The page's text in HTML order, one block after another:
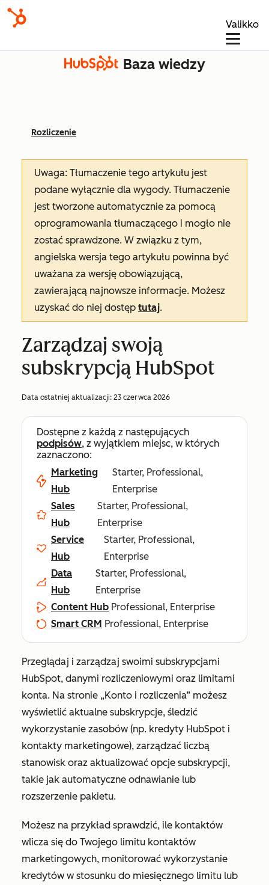
Valikko
Baza wiedzy
Rozliczenie
Uwaga: Tłumaczenie tego artykułu jest
podane wyłącznie dla wygody. Tłumaczenie
jest tworzone automatycznie za pomocą
oprogramowania tłumaczącego i mogło nie
zostać sprawdzone. W związku z tym,
angielska wersja tego artykułu powinna być
uważana za wersję obowiązującą,
zawierającą najnowsze informacje. Możesz
uzyskać do niej dostęp tutaj.
Zarządzaj swoją
subskrypcją HubSpot
Data ostatniej aktualizacji: 23 czerwca 2026
Dostępne z każdą z następujących
podpisów, z wyjątkiem miejsc, w których
zaznaczono:
Marketing
Hub
Starter, Professional,
Enterprise
Sales
Hub
Starter, Professional,
Enterprise
Service
Hub
Starter, Professional,
Enterprise
Data
Hub
Starter, Professional,
Enterprise
Content Hub Professional, Enterprise
Smart CRM Professional, Enterprise
Przeglądaj i zarządzaj swoimi subskrypcjami
HubSpot, danymi rozliczeniowymi oraz limitami
konta. Na stronie „Konto i rozliczenia” możesz
wyświetlić aktualne subskrypcje, śledzić
wykorzystanie zasobów (np. kredyty HubSpot i
kontakty marketingowe), zarządzać liczbą
stanowisk oraz aktualizować opcje subskrypcji,
takie jak automatyczne odnawianie lub
rozszerzenie pakietu.
Możesz na przykład sprawdzić, ile kontaktów
wlicza się do Twojego limitu kontaktów
marketingowych, monitorować wykorzystanie
kredytów w stosunku do miesięcznego limitu lub